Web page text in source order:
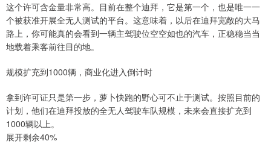
这个许可含金量非常高。目前在整个迪拜，它是第一个，也是唯一一
个被获准开展全无人测试的平台。这意味着，以后在迪拜宽敞的大马
路上，你可能真的会看到一辆主驾驶位空空如也的汽车，正稳稳当当
地载着乘客前往目的地。
规模扩充到1000辆，商业化进入倒计时
拿到许可证只是第一步，萝卜快跑的野心可不止于测试。按照目前的
计划，他们在迪拜投放的全无人驾驶车队规模，未来会直接扩充到
1000辆以上。
展开剩余40%